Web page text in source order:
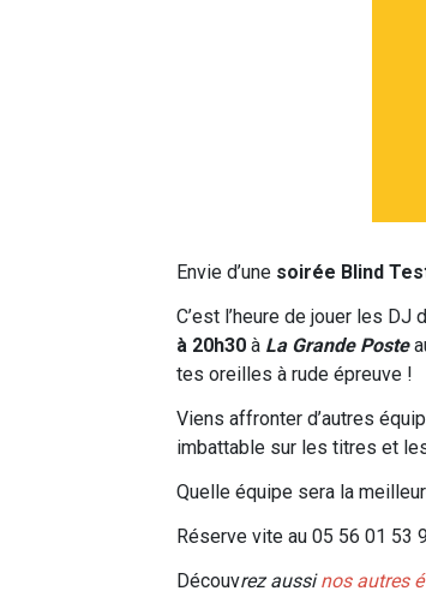
Envie d’une soirée Blind
C’est l’heure de jouer les
à 20h30 à La Grande Poste
tes oreilles à rude épreuve !
Viens affronter d’autres
imbattable sur les titres et
Quelle équipe sera la
Réserve vite au 05 56 01 53
Découvrez aussinos autres